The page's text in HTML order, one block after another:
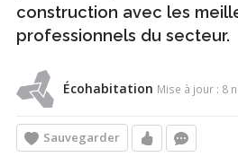
construction avec les
professionnels du secteur.
Écohabitation Mise à jour : 8
Sauvegarder